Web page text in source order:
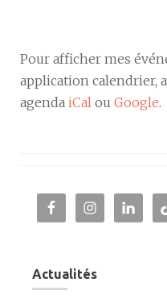
Pour afficher mes
application calendrier,
agenda iCal ou Google.
Actualités